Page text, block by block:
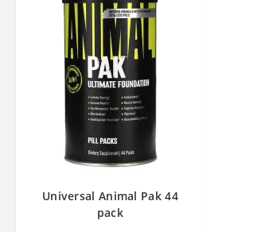
Universal Animal Pak 44
pack